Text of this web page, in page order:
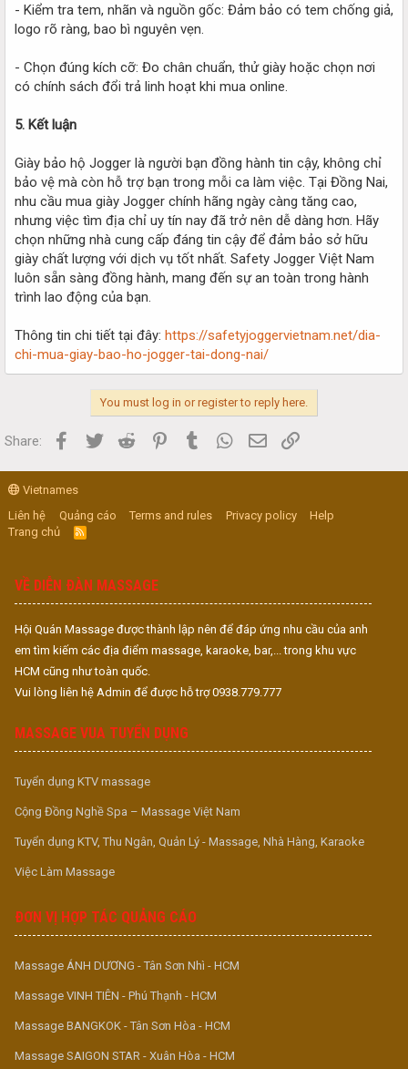
- Kiểm tra tem, nhãn và nguồn gốc: Đảm bảo có tem chống giả,
logo rõ ràng, bao bì nguyên vẹn.
- Chọn đúng kích cỡ: Đo chân chuẩn, thử giày hoặc chọn nơi
có chính sách đổi trả linh hoạt khi mua online.
5. Kết luận
Giày bảo hộ Jogger là người bạn đồng hành tin cậy, không chỉ
bảo vệ mà còn hỗ trợ bạn trong mỗi ca làm việc. Tại Đồng Nai,
nhu cầu mua giày Jogger chính hãng ngày càng tăng cao,
nhưng việc tìm địa chỉ uy tín nay đã trở nên dễ dàng hơn. Hãy
chọn những nhà cung cấp đáng tin cậy để đảm bảo sở hữu
giày chất lượng với dịch vụ tốt nhất. Safety Jogger Việt Nam
luôn sẵn sàng đồng hành, mang đến sự an toàn trong hành
trình lao động của bạn.
Thông tin chi tiết tại đây: https://safetyjoggervietnam.net/dia-
chi-mua-giay-bao-ho-jogger-tai-dong-nai/
You must log in or register to reply here.
Share: Facebook
Twitter Reddit PinterestTumblr WhatsApp
Email
Vietnames
Liên hệ
Quảng cáo Terms and rules Privacy policy
Help
Trang chủ
R
S
VỀ DIỄN ĐÀN MASSAGE
Hội Quán Massage được thành lập nên để đáp ứng nhu cầu của anh
em tìm kiếm các địa điểm massage, karaoke, bar,... trong khu vực
HCM cũng như toàn quốc.
Vui lòng liên hệ Admin để được hỗ trợ 0938.779.777
MASSAGE VUA TUYỂN DỤNG
Tuyển dụng KTV massage
Cộng Đồng Nghề Spa – Massage Việt Nam
Tuyển dụng KTV, Thu Ngân, Quản Lý - Massage, Nhà Hàng, Karaoke
Việc Làm Massage
ĐƠN VỊ HỢP TÁC QUẢNG CÁO
Massage ÁNH DƯƠNG - Tân Sơn Nhì - HCM
Massage VINH TIÊN - Phú Thạnh - HCM
Massage BANGKOK - Tân Sơn Hòa - HCM
Massage SAIGON STAR - Xuân Hòa - HCM